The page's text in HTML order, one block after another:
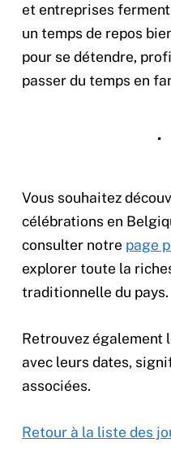
et entreprises
un temps de repos
pour se détendre,
passer du temps en
Vous souhaitez
célébrations en
consulter notre page
explorer toute la
traditionnelle du pays.
Retrouvez également
avec leurs dates,
associées.
Retour à la liste des